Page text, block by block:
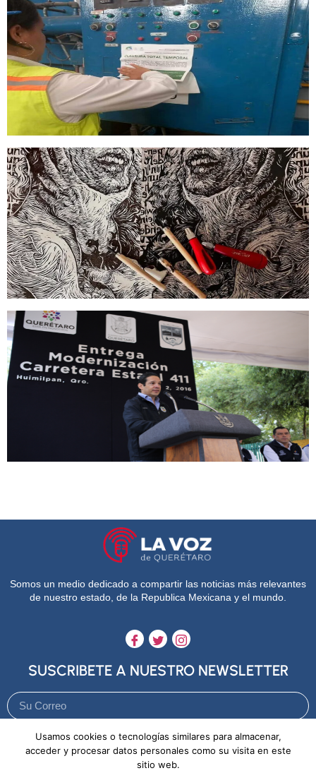
Somos un medio dedicado a compartir las noticias más relevantes
de nuestro estado, de la Republica Mexicana y el mundo.
SUSCRIBETE A NUESTRO NEWSLETTER
Enviar
Usamos cookies o tecnologías similares para almacenar,
acceder y procesar datos personales como su visita en este
sitio web.